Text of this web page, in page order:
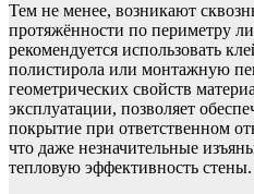
Тем не менее, возникают
протяжённости по периметру
рекомендуется использовать
полистирола или монтажную
геометрических свойств
эксплуатации, позволяет
покрытие при ответственном
что даже незначительные
тепловую эффективность стены.